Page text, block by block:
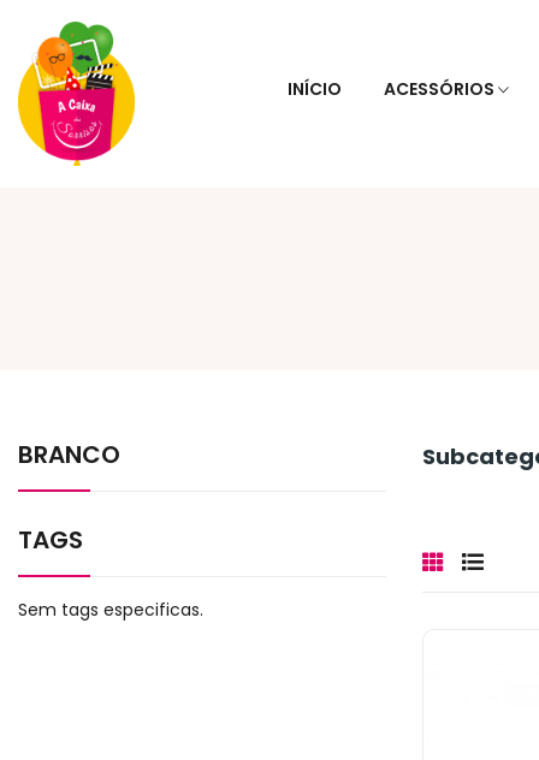
INÍCIO ACESSÓRIOS
BRANCO
TAGS
Sem tags especificas.